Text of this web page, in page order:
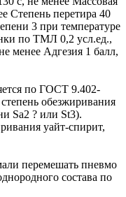
Степень перетира 40
3 при температуре
по ТМЛ 0,2 усл.ед.,
менее Адгезия 1 балл,
по ГОСТ 9.402-
обезжиривания
Sa2 ? или St3).
уайт-спирит,
перемешать пневмо
состава по